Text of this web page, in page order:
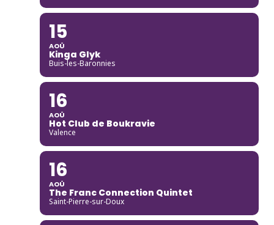
15
AOÛ
Kinga Glyk
Buis-les-Baronnies
16
AOÛ
Hot Club de Boukravie
Valence
16
AOÛ
The Franc Connection Quintet
Saint-Pierre-sur-Doux